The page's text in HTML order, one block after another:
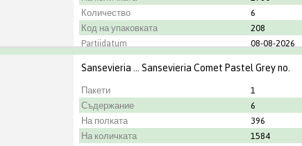
Количество
6
Код на упаковката
208
Partijdatum
08-08-2026
Градинар
ANCO
Sansevieria ... Sansevieria Comet Pastel Grey no.
Пакети 1
Съдержание
6
На полката
396
На количката
1584